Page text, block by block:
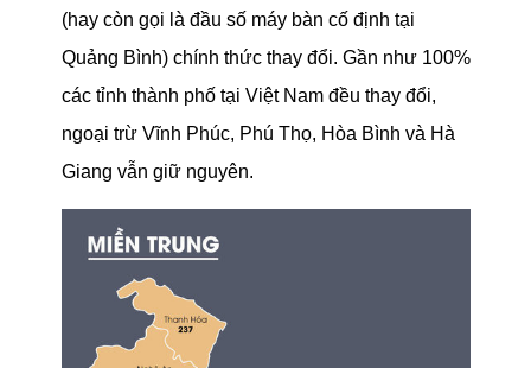
(hay còn gọi là đầu số máy bàn cố định tại
Quảng Bình) chính thức thay đổi. Gần như 100%
các tỉnh thành phố tại Việt Nam đều thay đổi,
ngoại trừ Vĩnh Phúc, Phú Thọ, Hòa Bình và Hà
Giang vẫn giữ nguyên.